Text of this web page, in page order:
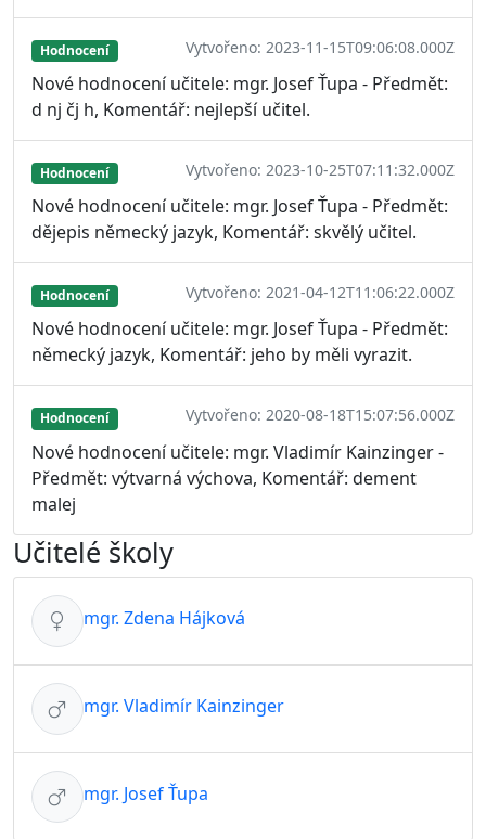
Hodnocení Vytvořeno: 2023-11-15T09:06:08.000Z
Nové hodnocení učitele: mgr. Josef Ťupa - Předmět:
d nj čj h, Komentář: nejlepší učitel.
Hodnocení Vytvořeno: 2023-10-25T07:11:32.000Z
Nové hodnocení učitele: mgr. Josef Ťupa - Předmět:
dějepis německý jazyk, Komentář: skvělý učitel.
Hodnocení Vytvořeno: 2021-04-12T11:06:22.000Z
Nové hodnocení učitele: mgr. Josef Ťupa - Předmět:
německý jazyk, Komentář: jeho by měli vyrazit.
Hodnocení Vytvořeno: 2020-08-18T15:07:56.000Z
Nové hodnocení učitele: mgr. Vladimír Kainzinger -
Předmět: výtvarná výchova, Komentář: dement
malej
Učitelé školy
mgr. Zdena Hájková
mgr. Vladimír Kainzinger
mgr. Josef Ťupa